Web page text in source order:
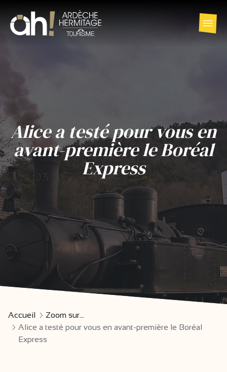
Alice a testé pour vous en
avant-première le Boréal
Express
Accueil
Zoom sur...
Alice a testé pour vous en avant-première le Boréal
Express